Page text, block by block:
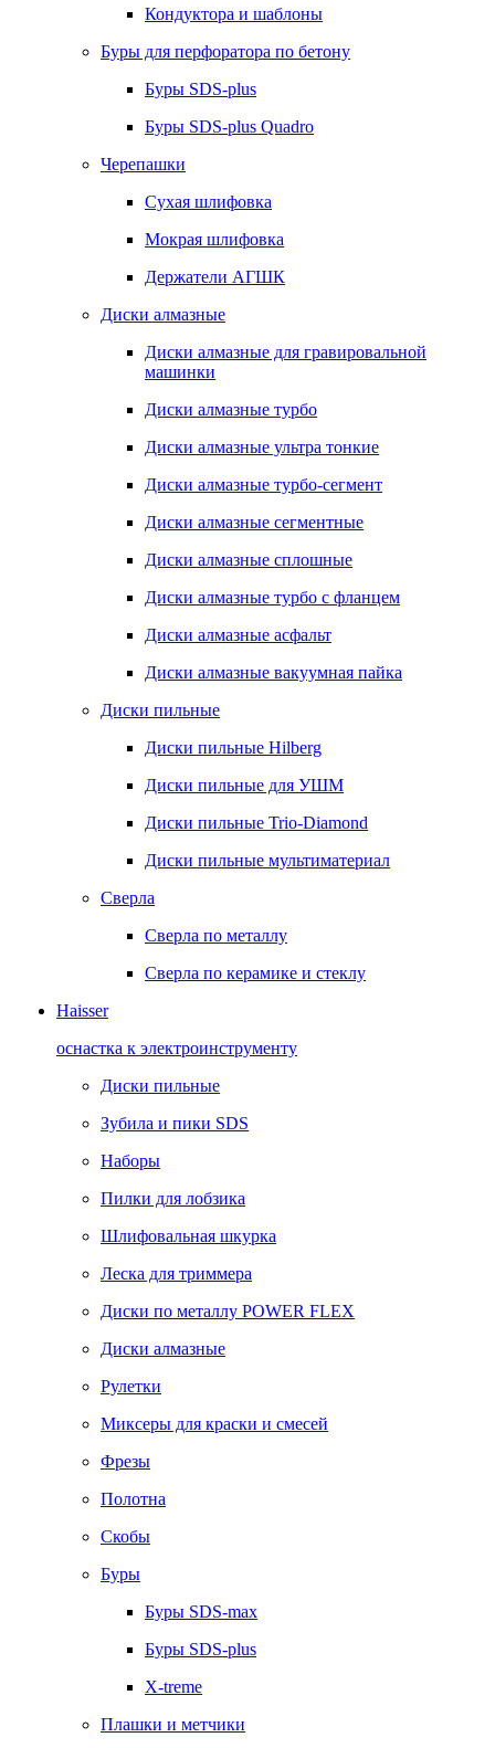
Кондуктора и шаблоны
Буры для перфоратора по бетону
Буры SDS-plus
Буры SDS-plus Quadro
Черепашки
Сухая шлифовка
Мокрая шлифовка
Держатели АГШК
Диски алмазные
Диски алмазные для гравировальной
машинки
Диски алмазные турбо
Диски алмазные ультра тонкие
Диски алмазные турбо-сегмент
Диски алмазные сегментные
Диски алмазные сплошные
Диски алмазные турбо с фланцем
Диски алмазные асфальт
Диски алмазные вакуумная пайка
Диски пильные
Диски пильные Hilberg
Диски пильные для УШМ
Диски пильные Trio-Diamond
Диски пильные мультиматериал
Сверла
Сверла по металлу
Сверла по керамике и стеклу
Haisser
оснастка к электроинструменту
Диски пильные
Зубила и пики SDS
Наборы
Пилки для лобзика
Шлифовальная шкурка
Леска для триммера
Диски по металлу POWER FLEX
Диски алмазные
Рулетки
Миксеры для краски и смесей
Фрезы
Полотна
Скобы
Буры
Буры SDS-max
Буры SDS-plus
X-treme
Плашки и метчики